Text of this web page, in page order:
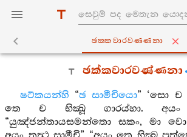
ඡක‍්කවාරවණ‍්ණනා
ඡක්කවාරවණ්ණනා
ෂට්කයන්හි “ඡ සාමීචියො” ‘සො
තෙ ච භික්‍ඛූ ගාරය්හා. අයං
“යුඤ්ජන්තායසමන්තො සකං, මා